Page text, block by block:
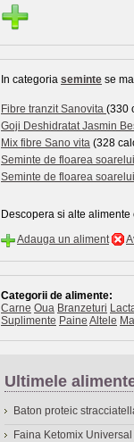
In categoria seminte se
Fibre tranzit Sanovita (330
Goji Deshidratat Jasmin
Mix fibre Sano vita (328
Seminte de floarea
Seminte de floarea
Descopera si alte
Adauga un aliment
Categorii de alimente:
Carne Oua Branzeturi
Suplimente Paine Altele
Ultimele
Baton proteic
Faina Ketomix Universal